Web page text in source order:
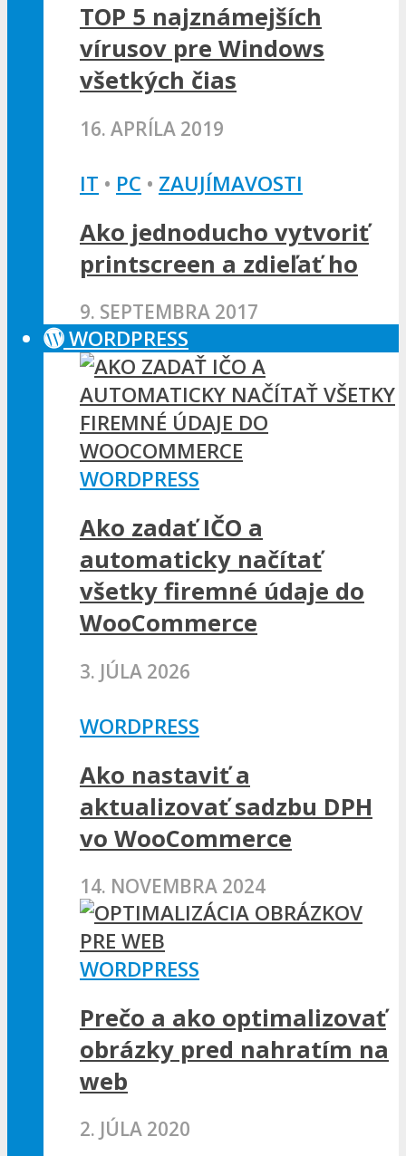
TOP 5 najznámejších
vírusov pre Windows
všetkých čias
16. APRÍLA 2019
IT • PC • ZAUJÍMAVOSTI
Ako jednoducho vytvoriť
printscreen a zdieľať ho
9. SEPTEMBRA 2017
WORDPRESS
WORDPRESS
Ako zadať IČO a
automaticky načítať
všetky firemné údaje do
WooCommerce
3. JÚLA 2026
WORDPRESS
Ako nastaviť a
aktualizovať sadzbu DPH
vo WooCommerce
14. NOVEMBRA 2024
WORDPRESS
Prečo a ako optimalizovať
obrázky pred nahratím na
web
2. JÚLA 2020